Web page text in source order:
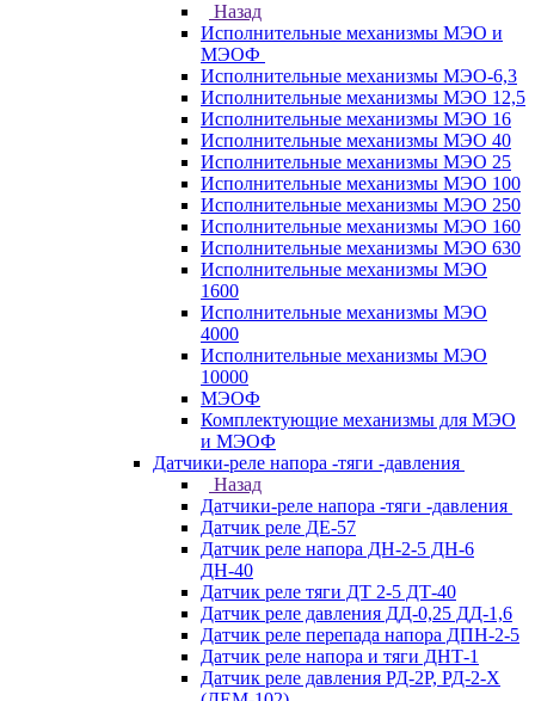
Назад
Исполнительные механизмы МЭО и
МЭОФ
Исполнительные механизмы МЭО-6,3
Исполнительные механизмы МЭО 12,5
Исполнительные механизмы МЭО 16
Исполнительные механизмы МЭО 40
Исполнительные механизмы МЭО 25
Исполнительные механизмы МЭО 100
Исполнительные механизмы МЭО 250
Исполнительные механизмы МЭО 160
Исполнительные механизмы МЭО 630
Исполнительные механизмы МЭО
1600
Исполнительные механизмы МЭО
4000
Исполнительные механизмы МЭО
10000
МЭОФ
Комплектующие механизмы для МЭО
и МЭОФ
Датчики-реле напора -тяги -давления
Назад
Датчики-реле напора -тяги -давления
Датчик реле ДЕ-57
Датчик реле напора ДН-2-5 ДН-6
ДН-40
Датчик реле тяги ДТ 2-5 ДТ-40
Датчик реле давления ДД-0,25 ДД-1,6
Датчик реле перепада напора ДПН-2-5
Датчик реле напора и тяги ДНТ-1
Датчик реле давления РД-2Р, РД-2-Х